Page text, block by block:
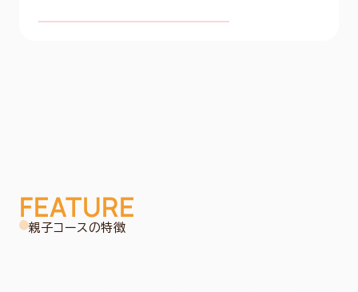
FEATURE
親子コースの特徴